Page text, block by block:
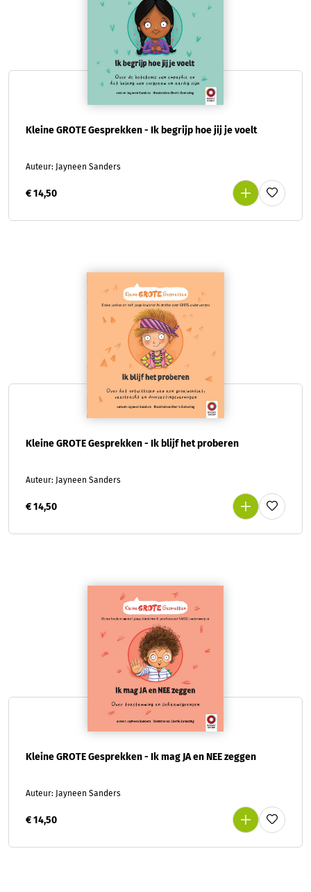
Kleine GROTE Gesprekken - Ik begrijp hoe jij je voelt
Auteur: Jayneen Sanders
€ 14,50
Kleine GROTE Gesprekken - Ik blijf het proberen
Auteur: Jayneen Sanders
€ 14,50
Kleine GROTE Gesprekken - Ik mag JA en NEE zeggen
Auteur: Jayneen Sanders
€ 14,50